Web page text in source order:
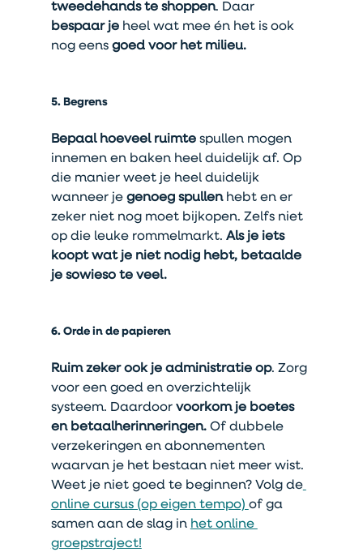
tweedehands te shoppen. Daar
bespaar je heel wat mee én het is ook
nog eens goed voor het milieu.
5. Begrens
Bepaal hoeveel ruimte spullen mogen
innemen en baken heel duidelijk af. Op
die manier weet je heel duidelijk
wanneer je genoeg spullen hebt en er
zeker niet nog moet bijkopen. Zelfs niet
op die leuke rommelmarkt. Als je iets
koopt wat je niet nodig hebt, betaalde
je sowieso te veel.
6. Orde in de papieren
Ruim zeker ook je administratie op. Zorg
voor een goed en overzichtelijk
systeem. Daardoor voorkom je boetes
en betaalherinneringen. Of dubbele
verzekeringen en abonnementen
waarvan je het bestaan niet meer wist.
Weet je niet goed te beginnen? Volg de
online cursus (op eigen tempo) of ga
samen aan de slag in het online
groepstraject!